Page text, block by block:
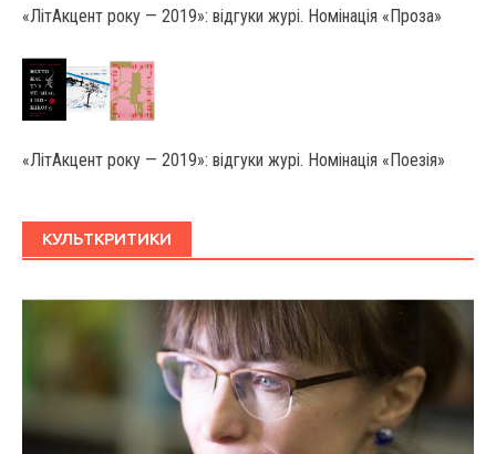
«ЛітАкцент року — 2019»: відгуки журі. Номінація «Проза»
«ЛітАкцент року — 2019»: відгуки журі. Номінація «Поезія»
КУЛЬТКРИТИКИ